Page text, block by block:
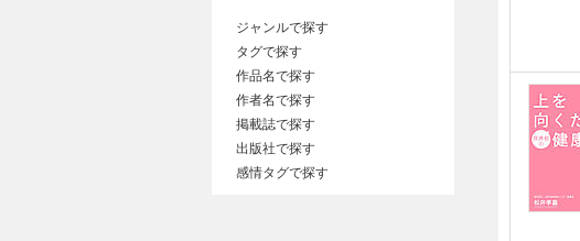
ジャンルで探す
タグで探す
作品名で探す
作者名で探す
掲載誌で探す
出版社で探す
感情タグで探す